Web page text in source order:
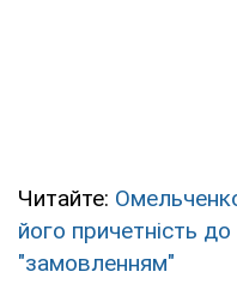
Читайте:
його причетність до
"замовленням"